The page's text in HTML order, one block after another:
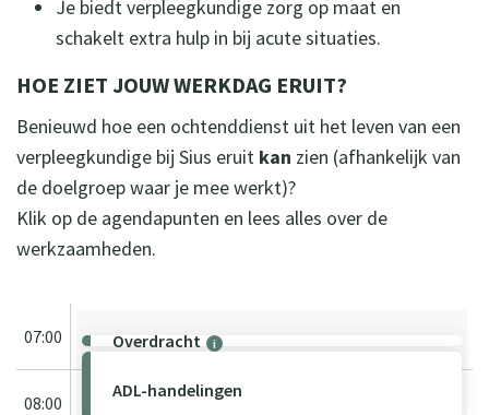
Je biedt verpleegkundige zorg op maat en
schakelt extra hulp in bij acute situaties.
HOE ZIET JOUW WERKDAG ERUIT?
Benieuwd hoe een ochtenddienst uit het leven van een
verpleegkundige bij Sius eruit kan zien (afhankelijk van
de doelgroep waar je mee werkt)?
Klik op de agendapunten en lees alles over de
werkzaamheden.
07:00
08:00
Overdracht i
ADL-handelingen